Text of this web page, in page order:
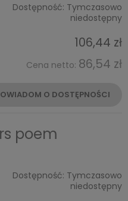
Dostępność: Tymczasowo
niedostępny
106,44 zł
Cena netto: 86,54 zł
O DOSTĘPNOŚCI
poem
Dostępność: Tymczasowo
niedostępny